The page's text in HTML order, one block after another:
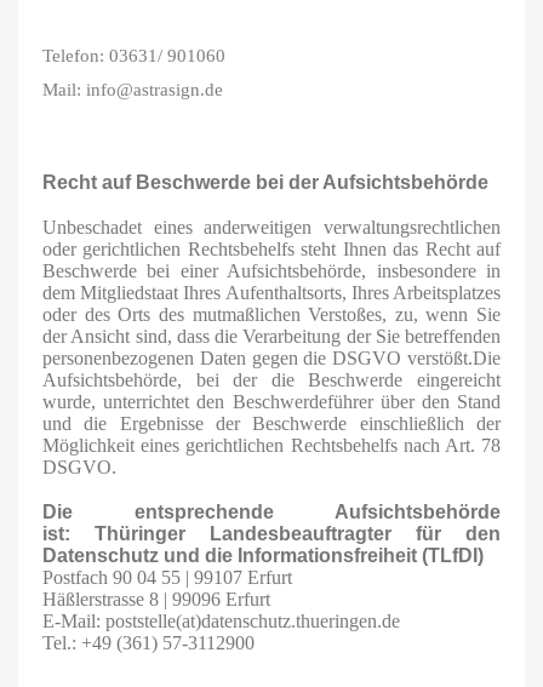
Telefon: 03631/ 901060
Mail: info@astrasign.de
Recht auf Beschwerde bei der Aufsichtsbehörde
Unbeschadet eines anderweitigen verwaltungsrechtlichen
oder gerichtlichen Rechtsbehelfs steht Ihnen das Recht auf
Beschwerde bei einer Aufsichtsbehörde, insbesondere in
dem Mitgliedstaat Ihres Aufenthaltsorts, Ihres Arbeitsplatzes
oder des Orts des mutmaßlichen Verstoßes, zu, wenn Sie
der Ansicht sind, dass die Verarbeitung der Sie betreffenden
personenbezogenen Daten gegen die DSGVO verstößt.Die
Aufsichtsbehörde, bei der die Beschwerde eingereicht
wurde, unterrichtet den Beschwerdeführer über den Stand
und die Ergebnisse der Beschwerde einschließlich der
Möglichkeit eines gerichtlichen Rechtsbehelfs nach Art. 78
DSGVO.
Die entsprechende Aufsichtsbehörde
ist:
Thüringer Landesbeauftragter für den
Datenschutz und die Informationsfreiheit (TLfDI)
Postfach 90 04 55 | 99107 Erfurt
Häßlerstrasse 8 | 99096 Erfurt
E-Mail: poststelle(at)datenschutz.thueringen.de
Tel.: +49 (361) 57-3112900